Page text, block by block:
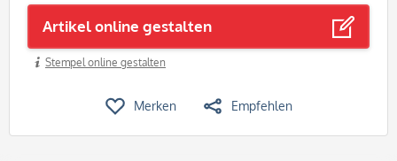
Artikel online gestalten
Stempel online gestalten
Merken Empfehlen